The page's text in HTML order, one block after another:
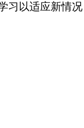
习以适应新情